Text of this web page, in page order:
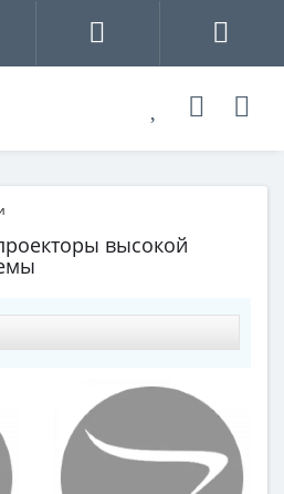
высокой